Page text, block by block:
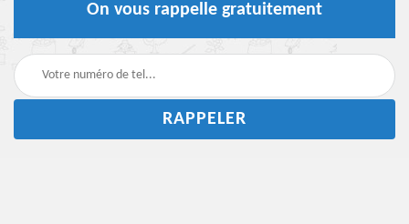
On vous rappelle gratuitement